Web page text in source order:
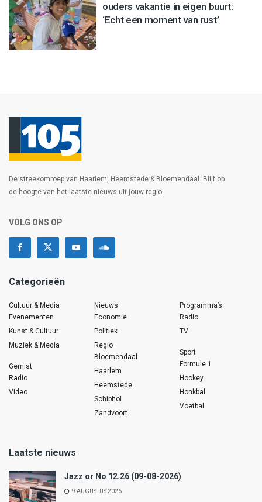
ouders vakantie in eigen buurt:
‘Echt een moment van rust’
De streekomroep van Haarlem, Heemstede & Bloemendaal. Blijf op
de hoogte van het laatste nieuws uit jouw regio.
VOLG ONS OP
Categorieën
Cultuur & Media
Evenementen
Kunst & Cultuur
Muziek & Media
Gemist
Radio
Video
Nieuws
Economie
Politiek
Regio
Bloemendaal
Haarlem
Heemstede
Schiphol
Zandvoort
Programma’s
Radio
TV
Sport
Formule 1
Hockey
Honkbal
Voetbal
Laatste nieuws
Jazz or No 12.26 (09-08-2026)
9 AUGUSTUS 2026